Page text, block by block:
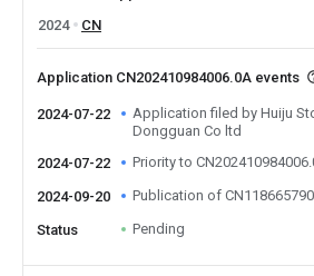
2024
CN
Application CN202410984006.0A events
2024-07-22
Application filed by Huiju
Dongguan Co ltd
2024-07-22
Priority to
2024-09-20 Publication of
Status Pending